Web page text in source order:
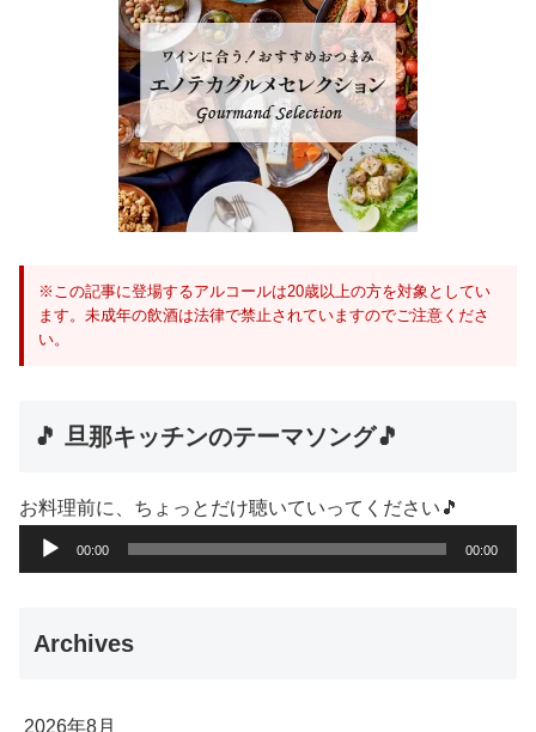
※この記事に登場するアルコールは20歳以上の方を対象としてい
ます。未成年の飲酒は法律で禁止されていますのでご注意くださ
い。
🎵 旦那キッチンのテーマソング🎵
お料理前に、ちょっとだけ聴いていってください🎵
声
レ
00:00 00:00
Archives
2026年8月